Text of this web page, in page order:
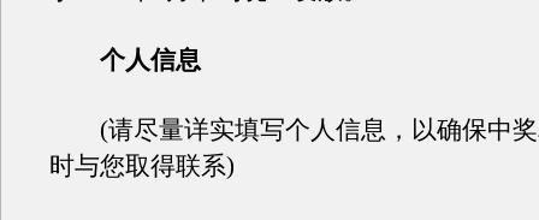
个人信息
(请尽量详实填写个人信息，以确保中奖
时与您取得联系)